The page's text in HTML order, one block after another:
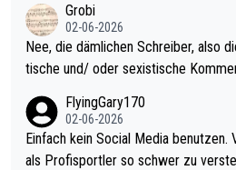
ohl wenig WDF Turniere spielen.
es Jahr der Fall. Er musste als
den Qualifier und ich glaube kaum,
gas) antun würde, wenn er doch
el hat.
Grobi
02-06-2026
Nee, die dämlichen Schreiber, also
tische und/ oder sexistische
s Leben in den Griff kriegen. Nur
r war doch neulich erst derjenige,
rovoziert hat. Und Littlers Mutter
FlyingGary170
02-06-2026
Einfach kein Social Media benutzen.
als Profisportler so schwer zu